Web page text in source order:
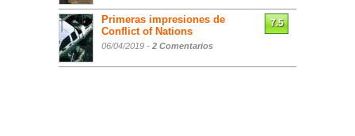
Primeras impresiones de
Conflict of Nations
06/04/2019 - 2 Comentarios
7.5